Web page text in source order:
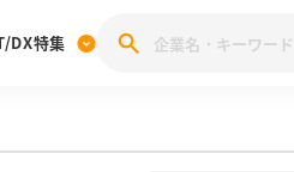
投稿キャンペーン
DX特集